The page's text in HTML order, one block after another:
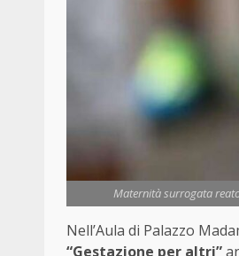
Maternità surrogata
Nell’Aula di Palazzo
“Gestazione per altri”